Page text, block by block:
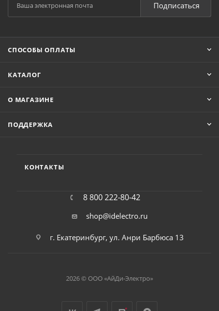
Подписаться
СПОСОБЫ ОПЛАТЫ
КАТАЛОГ
О МАГАЗИНЕ
ПОДДЕРЖКА
КОНТАКТЫ
8 800 222-80-42
shop@idelectro.ru
г. Екатеринбург, ул. Анри Барбюса 13
2026 © ООО «АйДи-Электро»